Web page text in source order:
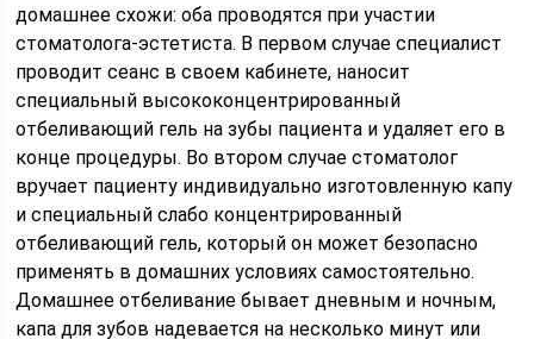
домашнее схожи: оба проводятся при участии
стоматолога-эстетиста. В первом случае специалист
проводит сеанс в своем кабинете, наносит
специальный высококонцентрированный
отбеливающий гель на зубы пациента и удаляет его в
конце процедуры. Во втором случае стоматолог
вручает пациенту индивидуально изготовленную капу
и специальный слабо концентрированный
отбеливающий гель, который он может безопасно
применять в домашних условиях самостоятельно.
Домашнее отбеливание бывает дневным и ночным,
капа для зубов надевается на несколько минут или